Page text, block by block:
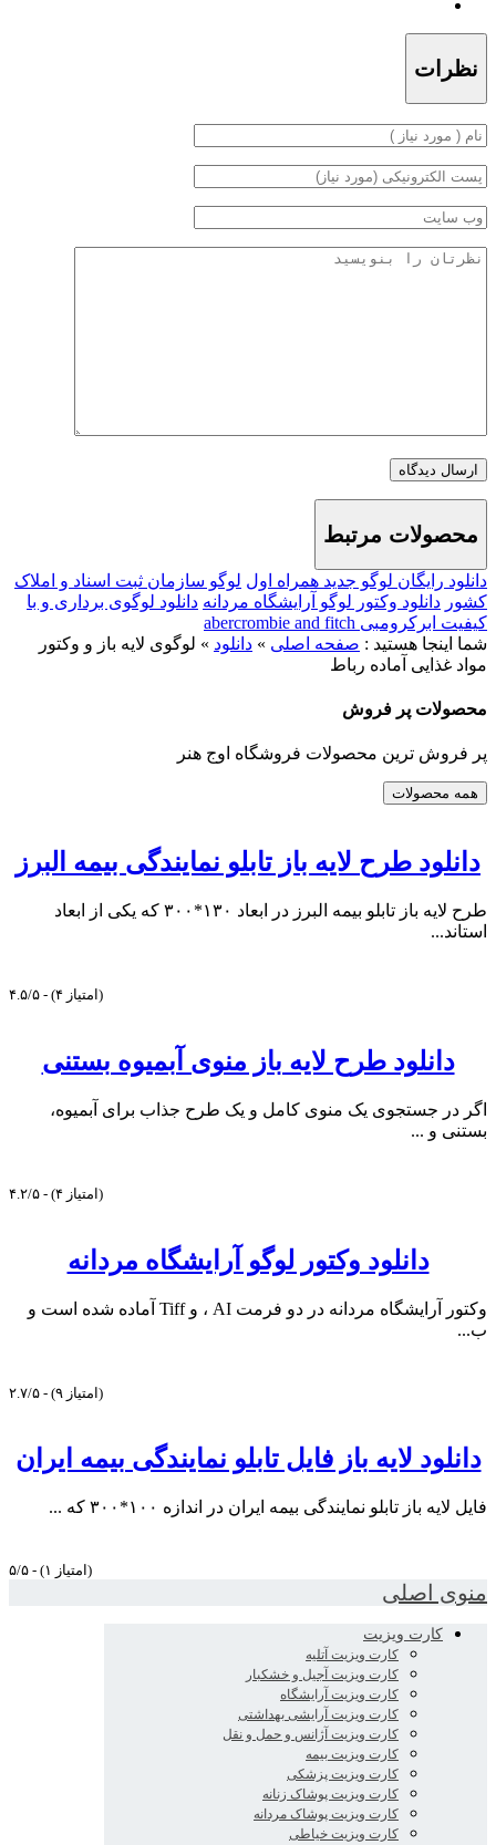
نظرات
محصولات مرتبط
دانلود رایگان لوگو جدید همراه اول لوگو سازمان ثبت اسناد و املاک
کشور دانلود وکتور لوگو آرایشگاه مردانه دانلود لوگوی برداری و با
کیفیت ابرکرومبی abercrombie and fitch
شما اینجا هستید : صفحه اصلی » دانلود » لوگوی لایه باز و وکتور
مواد غذایی آماده رباط
محصولات پر فروش
پر فروش ترین محصولات فروشگاه اوج هنر
همه محصولات
دانلود طرح لایه باز تابلو نمایندگی بیمه البرز
طرح لایه باز تابلو بیمه البرز در ابعاد ۱۳۰*۳۰۰ که یکی از ابعاد
استاند...
۴.۵/۵ - (۴ امتیاز)
دانلود طرح لایه باز منوی آبمیوه بستنی
اگر در جستجوی یک منوی کامل و یک طرح جذاب برای آبمیوه،
بستنی و ...
۴.۲/۵ - (۴ امتیاز)
دانلود وکتور لوگو آرایشگاه مردانه
وکتور آرایشگاه مردانه در دو فرمت AI ، و Tiff آماده شده است و
ب...
۲.۷/۵ - (۹ امتیاز)
دانلود لایه باز فایل تابلو نمایندگی بیمه ایران
فایل لایه باز تابلو نمایندگی بیمه ایران در اندازه ۱۰۰*۳۰۰ که ...
۵/۵ - (۱ امتیاز)
منوی اصلی
کارت ویزیت
کارت ویزیت آتلیه
کارت ویزیت آجیل و خشکبار
کارت ویزیت آرایشگاه
کارت ویزیت آرایشی بهداشتی
کارت ویزیت آژانس و حمل و نقل
کارت ویزیت بیمه
کارت ویزیت پزشکی
کارت ویزیت پوشاک زنانه
کارت ویزیت پوشاک مردانه
کارت ویزیت خیاطی